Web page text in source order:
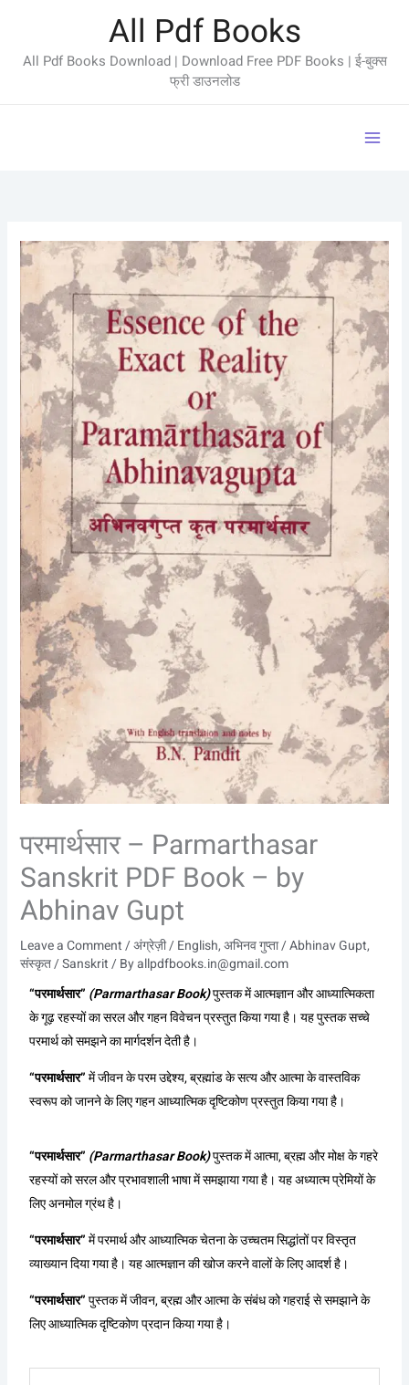
content
All Pdf Books
All Pdf Books Download | Download Free PDF Books | ई-बुक्स
फ्री डाउनलोड
परमार्थसार – Parmarthasar
Sanskrit PDF Book – by
Abhinav Gupt
Leave a Comment/अंग्रेज़ी / English,अभिनव गुप्ता / Abhinav Gupt,
संस्कृत / Sanskrit/ Byallpdfbooks.in@gmail.com
“परमार्थसार” (Parmarthasar Book)पुस्तक में आत्मज्ञान और आध्यात्मिकता
के गूढ़ रहस्यों का सरल और गहन विवेचन प्रस्तुत किया गया है। यह पुस्तक सच्चे
परमार्थ को समझने का मार्गदर्शन देती है।
“परमार्थसार”में जीवन के परम उद्देश्य, ब्रह्मांड के सत्य और आत्मा के वास्तविक
स्वरूप को जानने के लिए गहन आध्यात्मिक दृष्टिकोण प्रस्तुत किया गया है।
“परमार्थसार” (Parmarthasar Book)पुस्तक में आत्मा, ब्रह्म और मोक्ष के गहरे
रहस्यों को सरल और प्रभावशाली भाषा में समझाया गया है। यह अध्यात्म प्रेमियों के
लिए अनमोल ग्रंथ है।
“परमार्थसार”में परमार्थ और आध्यात्मिक चेतना के उच्चतम सिद्धांतों पर विस्तृत
व्याख्यान दिया गया है। यह आत्मज्ञान की खोज करने वालों के लिए आदर्श है।
“परमार्थसार”पुस्तक में जीवन, ब्रह्म और आत्मा के संबंध को गहराई से समझाने के
लिए आध्यात्मिक दृष्टिकोण प्रदान किया गया है।